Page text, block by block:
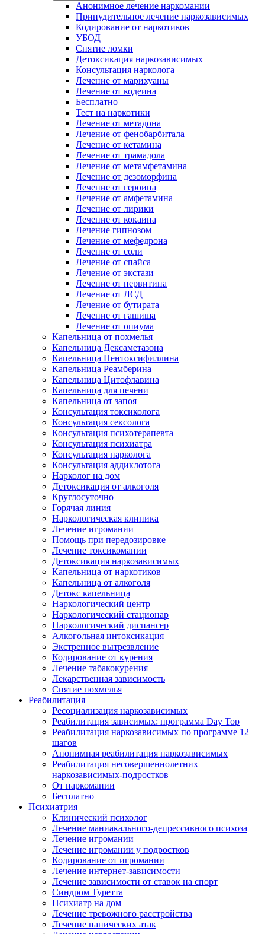
Анонимное лечение наркомании
Принудительное лечение наркозависимых
Кодирование от наркотиков
УБОД
Снятие ломки
Детоксикация наркозависимых
Консультация нарколога
Лечение от марихуаны
Лечение от кодеина
Бесплатно
Тест на наркотики
Лечение от метадона
Лечение от фенобарбитала
Лечение от кетамина
Лечение от трамадола
Лечение от метамфетамина
Лечение от дезоморфина
Лечение от героина
Лечение от амфетамина
Лечение от лирики
Лечение от кокаина
Лечение гипнозом
Лечение от мефедрона
Лечение от соли
Лечение от спайса
Лечение от экстази
Лечение от первитина
Лечение от ЛСД
Лечение от бутирата
Лечение от гашиша
Лечение от опиума
Капельница от похмелья
Капельница Дексаметазона
Капельница Пентоксифиллина
Капельница Реамберина
Капельница Цитофлавина
Капельница для печени
Капельница от запоя
Консультация токсиколога
Консультация сексолога
Консультация психотерапевта
Консультация психиатра
Консультация нарколога
Консультация аддиклотога
Нарколог на дом
Детоксикация от алкоголя
Круглосуточно
Горячая линия
Наркологическая клиника
Лечение игромании
Помощь при передозировке
Лечение токсикомании
Детоксикация наркозависимых
Капельница от наркотиков
Капельница от алкоголя
Детокс капельница
Наркологический центр
Наркологический стационар
Наркологический диспансер
Алкогольная интоксикация
Экстренное вытрезвление
Кодирование от курения
Лечение табакокурения
Лекарственная зависимость
Снятие похмелья
Реабилитация
Ресоциализация наркозависимых
Реабилитация зависимых: программа Day Top
Реабилитация наркозависимых по программе 12
шагов
Анонимная реабилитация наркозависимых
Реабилитация несовершеннолетних
наркозависимых-подростков
От наркомании
Бесплатно
Психиатрия
Клинический психолог
Лечение маниакального-депрессивного психоза
Лечение игромании
Лечение игромании у подростков
Кодирование от игромании
Лечение интернет-зависимости
Лечение зависимости от ставок на спорт
Синдром Туретта
Психиатр на дом
Лечение тревожного расстройства
Лечение панических атак